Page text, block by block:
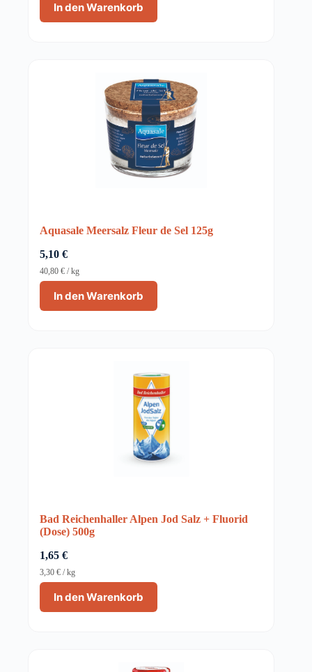
In den Warenkorb
Aquasale Meersalz Fleur de Sel 125g
5,10 €
In den Warenkorb
40,80 € /kg
Bad Reichenhaller Alpen Jod Salz + Fluorid
(Dose) 500g
1,65 €
In den Warenkorb
3,30 € /kg